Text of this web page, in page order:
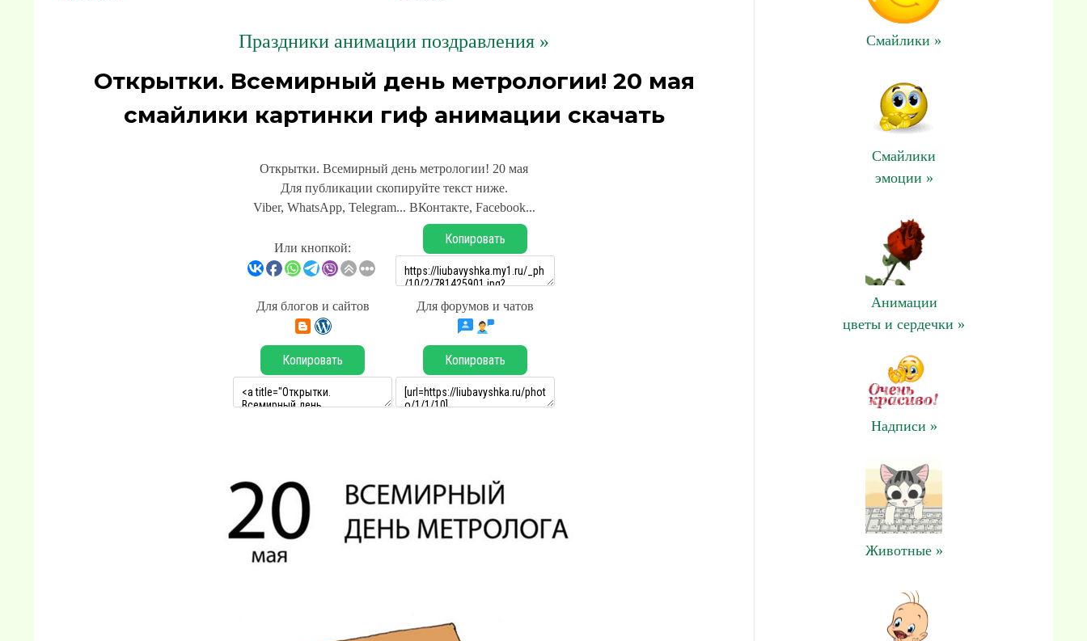
Праздники анимации поздравления »
Открытки. Всемирный день метрологии! 20 мая
смайлики картинки гиф анимации скачать
Открытки. Всемирный день метрологии! 20 мая
Для публикации скопируйте текст ниже.
Viber, WhatsApp, Telegram... ВКонтакте, Facebook...
Или кнопкой:
Копировать
Для блогов и сайтов Для форумов и чатов
Копировать Копировать
Смайлики »
Смайлики
эмоции »
Анимации
цветы и сердечки »
Надписи »
Животные »